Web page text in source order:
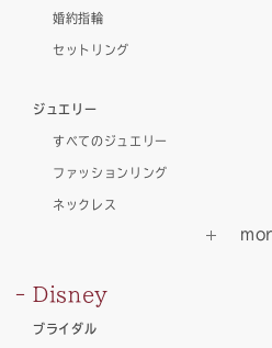
婚約指輪
セットリング
ジュエリー
すべてのジュエリー
ファッションリング
ネックレス
Disney
ブライダル